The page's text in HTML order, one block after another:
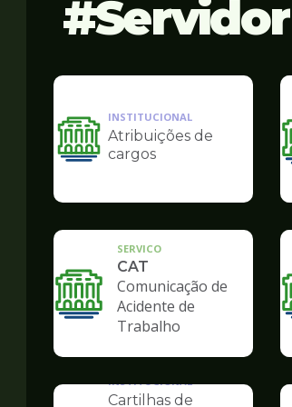
Servidor
Ilustração
da
de
Servidor
INSTITUCIONAL
Atribuições de
cargos
SERVICO
CAT
Comunicação de
Acidente de
Trabalho
INSTITUCIONAL
Cartilhas de